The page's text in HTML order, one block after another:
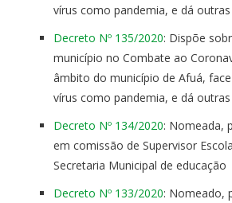
vírus como pandemia, e dá
Decreto Nº 135/2020: Dispõe
município no Combate ao
âmbito do município de Afuá,
vírus como pandemia, e dá
Decreto Nº 134/2020: Nomeada,
em comissão de Supervisor
Secretaria Municipal de educação
Decreto Nº 133/2020: Nomeado,